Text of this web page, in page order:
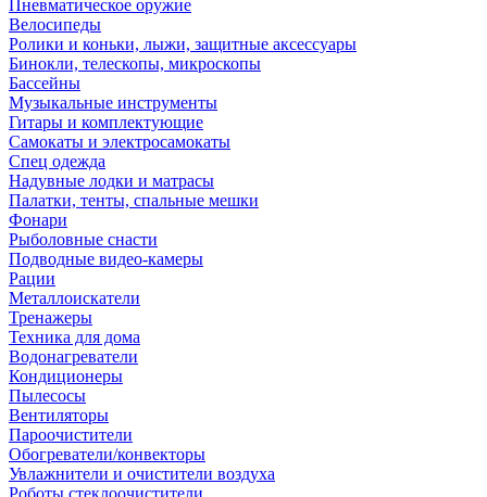
Пневматическое оружие
Велосипеды
Ролики и коньки, лыжи, защитные аксессуары
Бинокли, телескопы, микроскопы
Бассейны
Музыкальные инструменты
Гитары и комплектующие
Самокаты и электросамокаты
Спец одежда
Надувные лодки и матрасы
Палатки, тенты, спальные мешки
Фонари
Рыболовные снасти
Подводные видео-камеры
Рации
Металлоискатели
Тренажеры
Техника для дома
Водонагреватели
Кондиционеры
Пылесосы
Вентиляторы
Пароочистители
Обогреватели/конвекторы
Увлажнители и очистители воздуха
Роботы стеклоочистители